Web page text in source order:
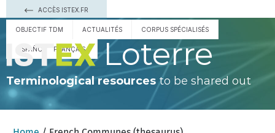
ACCÈS ISTEX.FR
OBJECTIF TDM ACTUALITÉS CORPUS SPÉCIALISÉS
ESPAÑOL FRANÇAIS Loterre
Terminological resourcesto be shared out